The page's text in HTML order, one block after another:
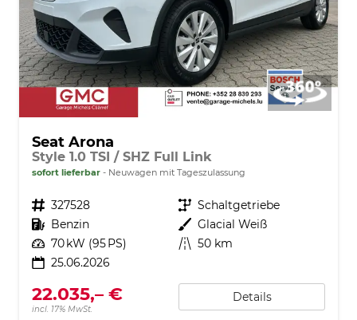
Seat Arona
Style 1.0 TSI / SHZ Full Link
sofort lieferbar Neuwagen mit Tageszulassung
Fahrzeugnr. 327528 Getriebe Schaltgetriebe
Kraftstoff Benzin Außenfarbe Glacial Weiß
Leistung 70 kW (95 PS) Kilometerstand 50 km
25.06.2026
22.035,– €
incl. 17% MwSt.
Details